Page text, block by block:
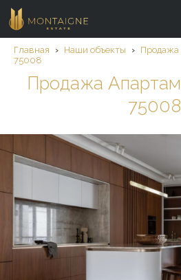
Главная › Наши объекты › Продажа
75008
Продажа
75008